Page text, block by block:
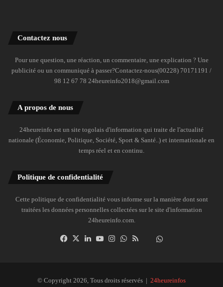
Contactez nous
Pour une question, une réaction, un commentaire, une explication ? Une
publicité ou un communiqué à passer?Contactez-nous(00228) 70171191 /
98 12 67 78 24heureinfo2018@gmail.com
A propos de nous
24heureinfo est un site togolais d'information qui traite de l'actualité
nationale (Économie, Politique, Société, Sport & Santé..) et internationale en
temps réel et en continu.
Politique de confidentialité
Cette politique de confidentialité vous informe sur la manière dont sont
traitées les données personnelles collectées sur le site d'information
24heureinfo.com.
Facebook
X LinkedinYouTubeInstagramWhatsAppDailymotion
© Copyright 2026, Tous droits réservés | 24heureinfos